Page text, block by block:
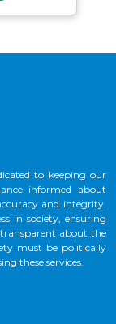
to keeping our
informed about
and integrity.
in society, ensuring
about the
must be politically
these services.